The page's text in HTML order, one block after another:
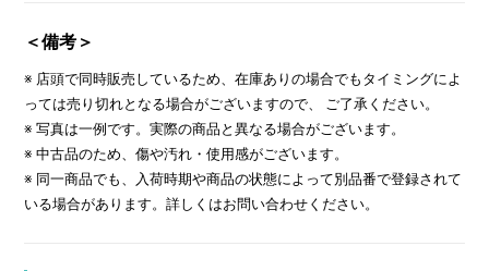
＜備考＞
※ 店頭で同時販売しているため、在庫ありの場合でもタイミングによ
っては売り切れとなる場合がございますので、 ご了承ください。
※ 写真は一例です。実際の商品と異なる場合がございます。
※ 中古品のため、傷や汚れ・使用感がございます。
※ 同一商品でも、入荷時期や商品の状態によって別品番で登録されて
いる場合があります。詳しくはお問い合わせください。